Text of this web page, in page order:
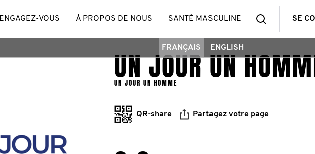
SE
ENGAGEZ-VOUS À PROPOS DE NOUS SANTÉ MASCULINE
FRANÇAIS ENGLISH
UN JOUR UN
UN JOUR UN HOMME
QR-share Partagez votre page